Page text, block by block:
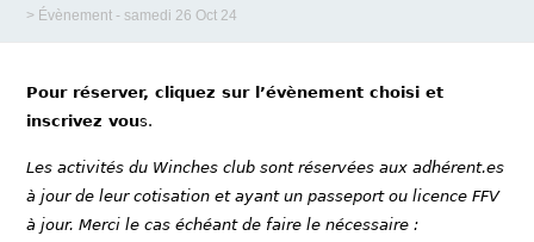
> Évènement - samedi 26 Oct 24
Pour réserver, cliquez sur l’évènement choisi et
inscrivez vous.
Les activités du Winches club sont réservées aux adhérent.es
à jour de leur cotisation et ayant un passeport ou licence FFV
à jour. Merci le cas échéant de faire le nécessaire :